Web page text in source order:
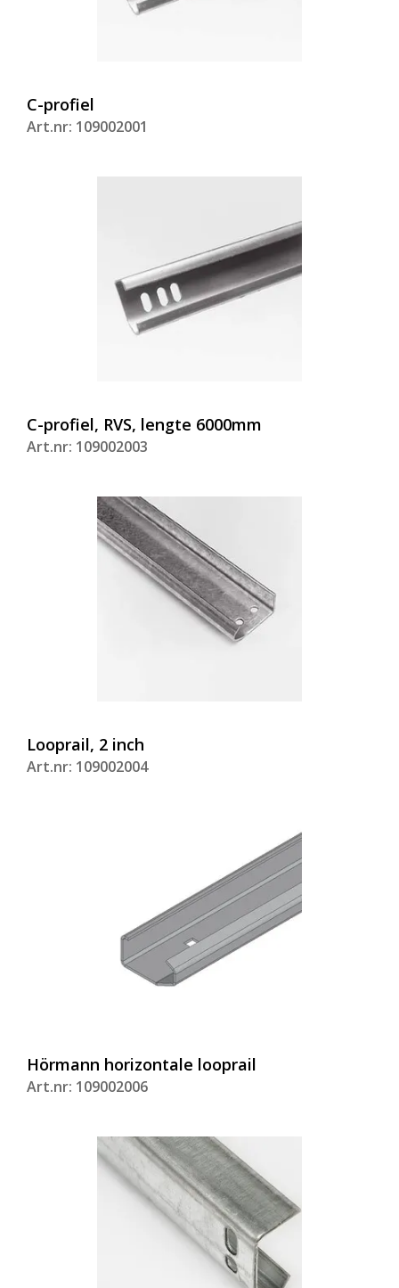
C-profiel
Art.nr: 109002001
C-profiel, RVS, lengte 6000mm
Art.nr: 109002003
Looprail, 2 inch
Art.nr: 109002004
Hörmann horizontale looprail
Art.nr: 109002006